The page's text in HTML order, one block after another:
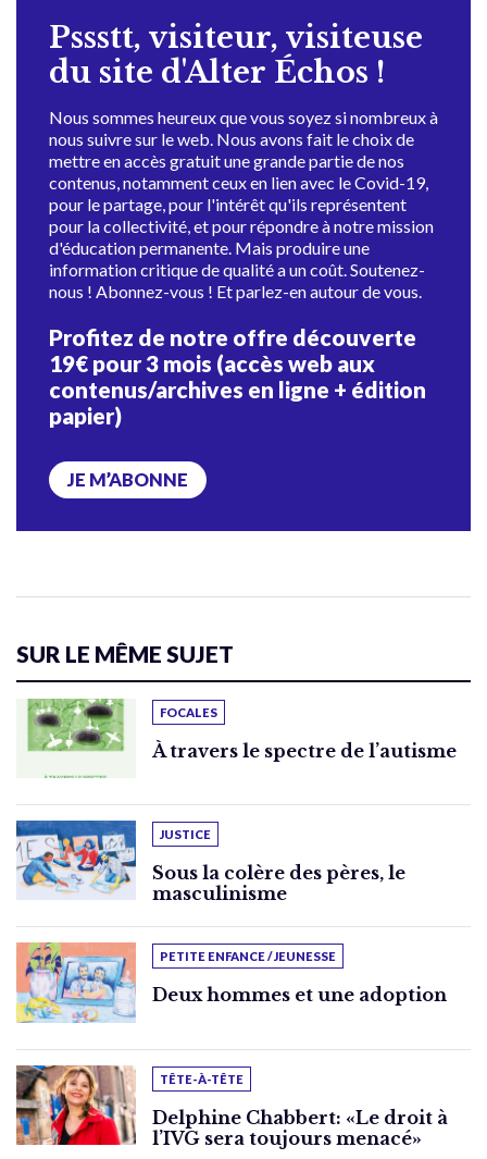
Pssstt, visiteur, visiteuse
du site d'Alter Échos !
Nous sommes heureux que vous soyez si nombreux à
nous suivre sur le web. Nous avons fait le choix de
mettre en accès gratuit une grande partie de nos
contenus, notamment ceux en lien avec le Covid-19,
pour le partage, pour l'intérêt qu'ils représentent
pour la collectivité, et pour répondre à notre mission
d'éducation permanente. Mais produire une
information critique de qualité a un coût. Soutenez-
nous ! Abonnez-vous ! Et parlez-en autour de vous.
Profitez de notre offre découverte
19€ pour 3 mois (accès web aux
contenus/archives en ligne + édition
papier)
JE M’ABONNE
SUR LE MÊME SUJET
FOCALES
À travers le spectre de l’autisme
JUSTICE
Sous la colère des pères, le
masculinisme
PETITE ENFANCE / JEUNESSE
Deux hommes et une adoption
TÊTE-À-TÊTE
Delphine Chabbert: «Le droit à
l’IVG sera toujours menacé»